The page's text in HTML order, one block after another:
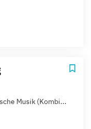
Musik (Kombi...